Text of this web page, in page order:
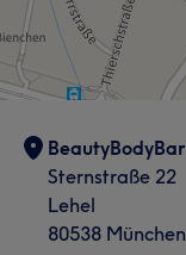
BeautyBodyBar
Sternstraße 22
Lehel
80538 München